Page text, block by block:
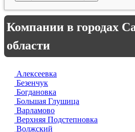
Компании в городах
области
Алексеевка
Безенчук
Богдановка
Большая Глушица
Варламово
Верхняя Подстепновка
Волжский